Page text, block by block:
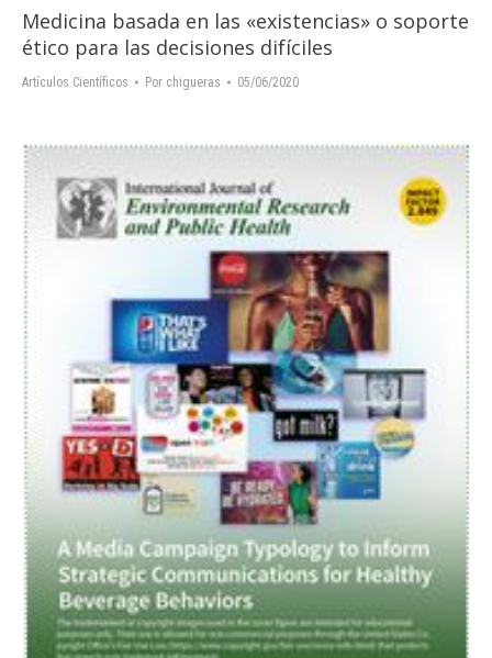
Medicina basada en las «existencias» o soporte
ético para las decisiones difíciles
Artículos Científicos Por chigueras 05/06/2020